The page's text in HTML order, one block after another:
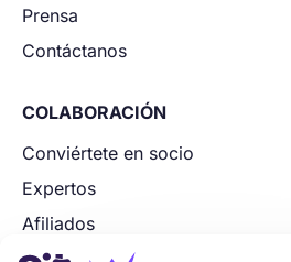
Prensa
Contáctanos
COLABORACIÓN
Conviértete en socio
Expertos
Afiliados